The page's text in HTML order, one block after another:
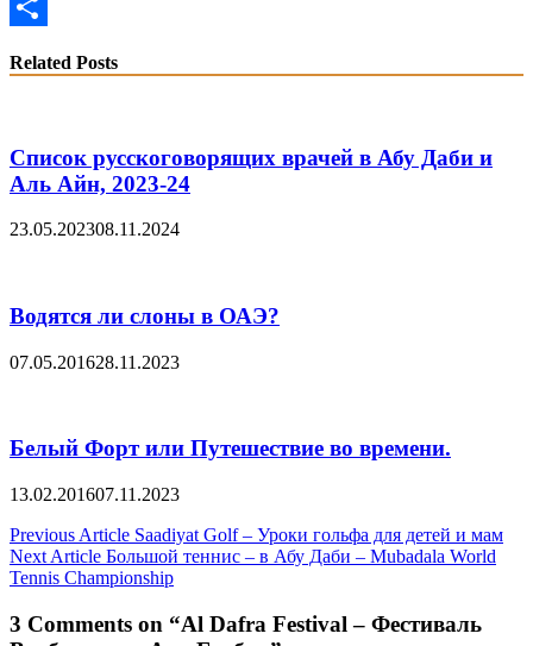
Email
Related Posts
Список русскоговорящих врачей в Абу Даби и
Аль Айн, 2023-24
23.05.202308.11.2024
Водятся ли слоны в ОАЭ?
07.05.201628.11.2023
Белый Форт или Путешествие во времени.
13.02.201607.11.2023
Post
navigation
Previous Article Saadiyat Golf – Уроки гольфа для детей и мам
Next Article Большой теннис – в Абу Даби – Mubadala World
Tennis Championship
3 Comments on “Al Dafra Festival – Фестиваль